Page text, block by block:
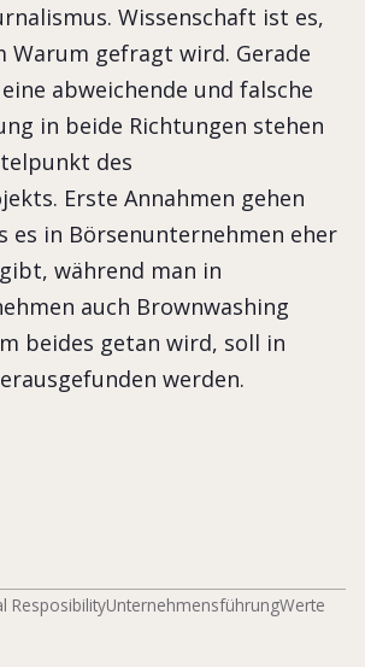
Wissenschaft ist es,
Warum gefragt wird. Gerade
abweichende und falsche
in beide Richtungen stehen
des
Erste Annahmen gehen
es in Börsenunternehmen eher
während man in
auch Brownwashing
beides getan wird, soll in
werden.
ResposibilityUnternehmensführungWerte